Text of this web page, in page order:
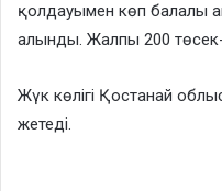
қолдауымен көп балалы
алынды. Жалпы 200
Жүк көлігі Қостанай
жетеді.